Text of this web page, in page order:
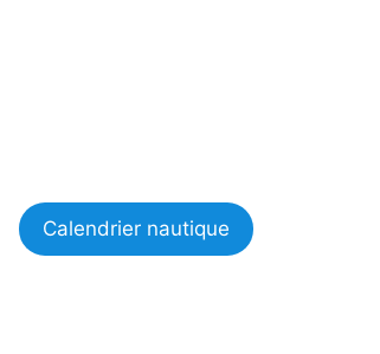
Calendrier nautique